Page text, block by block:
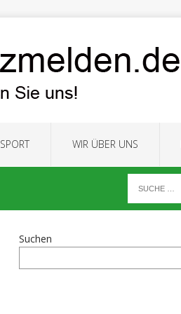
SPORT WIR ÜBER UNS
Suchen